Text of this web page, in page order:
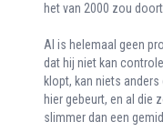
het van 2000 zou
AI is helemaal geen
dat hij niet kan
klopt, kan niets
hier gebeurt, en al die
slimmer dan een